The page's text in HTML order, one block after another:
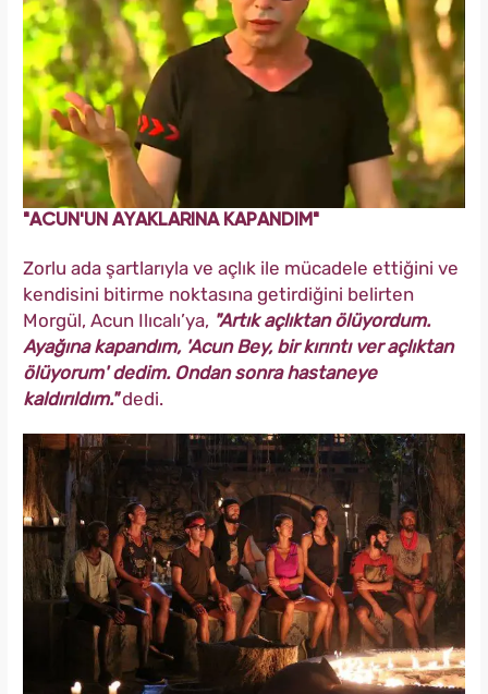
"ACUN'UN AYAKLARINA KAPANDIM"
Zorlu ada şartlarıyla ve açlık ile mücadele ettiğini ve
kendisini bitirme noktasına getirdiğini belirten
Morgül, Acun Ilıcalı’ya, "Artık açlıktan ölüyordum.
Ayağına kapandım, 'Acun Bey, bir kırıntı ver açlıktan
ölüyorum' dedim. Ondan sonra hastaneye
kaldırıldım."dedi.